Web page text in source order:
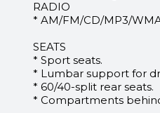
RADIO
* AM/FM/CD/MP3/
SEATS
* Sport seats.
* Lumbar support for
* 60/40-split rear seats.
* Compartments